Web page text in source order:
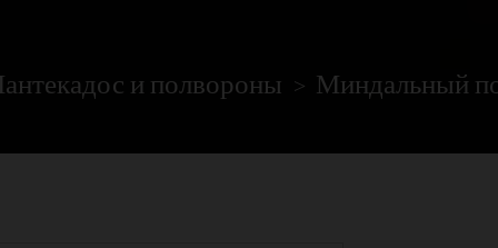
и полвороны Миндальный